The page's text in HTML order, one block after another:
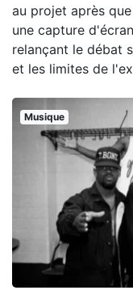
au projet après
une capture
relançant le débat
et les limites de
Musique